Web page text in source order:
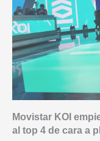
Movistar KOI
al top 4 de cara a